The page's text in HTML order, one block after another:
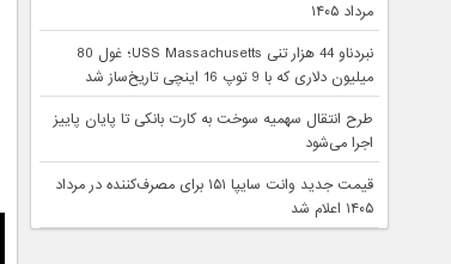
مرداد ۱۴۰۵
نبردناو 44 هزار تنی USS Massachusetts؛ غول 80
میلیون دلاری که با 9 توپ 16 اینچی تاریخ‌ساز شد
طرح انتقال سهمیه سوخت به کارت بانکی تا پایان پاییز
اجرا می‌شود
قیمت جدید وانت سایپا ۱۵۱ برای مصرف‌کننده در مرداد
۱۴۰۵ اعلام شد